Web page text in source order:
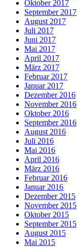
Oktober 2017
September 2017
August 2017
Juli 2017
Juni 2017
Mai 2017
April 2017
März 2017
Februar 2017
Januar 2017
Dezember 2016
November 2016
Oktober 2016
September 2016
August 2016
Juli 2016
Mai 2016
April 2016
März 2016
Februar 2016
Januar 2016
Dezember 2015
November 2015
Oktober 2015
September 2015
August 2015
Mai 2015